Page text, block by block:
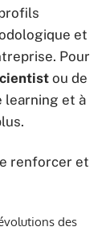
et
Pour
ou de
learning et à
renforcer et
des